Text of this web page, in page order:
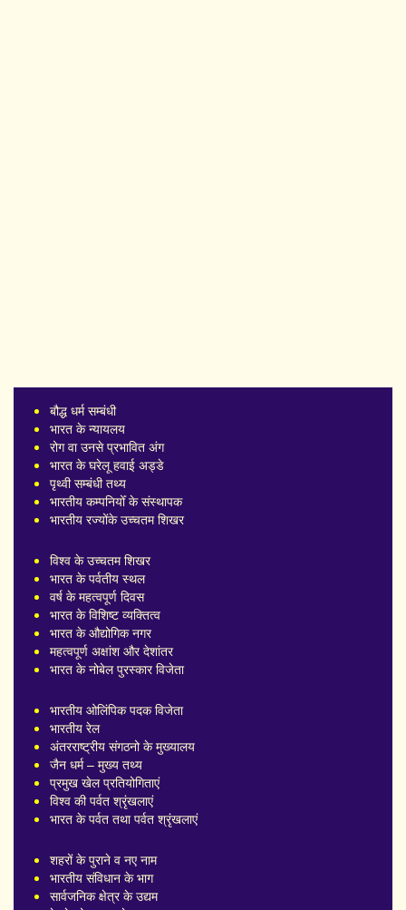
बौद्ध धर्म सम्बंधी
भारत के न्यायलय
रोग वा उनसे प्रभावित अंग
भारत के घरेलू हवाई अड्डे
पृथ्वी सम्बंधी तथ्य
भारतीय कम्पनियोँ के संस्थापक
भारतीय रज्योंके उच्चतम शिखर
विश्व के उच्चतम शिखर
भारत के पर्वतीय स्थल
वर्ष के महत्वपूर्ण दिवस
भारत के विशिष्ट व्यक्तित्व
भारत के औद्योगिक नगर
महत्वपूर्ण अक्षांश और देशांतर
भारत के नोबेल पुरस्कार विजेता
भारतीय ओलिंपिक पदक विजेता
भारतीय रेल
अंतरराष्ट्रीय संगठनो के मुख्यालय
जैन धर्म – मुख्य तथ्य
प्रमुख खेल प्रतियोगिताएं
विश्व की पर्वत श्रृंखलाएं
भारत के पर्वत तथा पर्वत श्रृंखलाएं
शहरों के पुराने व नए नाम
भारतीय संविधान के भाग
सार्वजनिक क्षेत्र के उद्यम